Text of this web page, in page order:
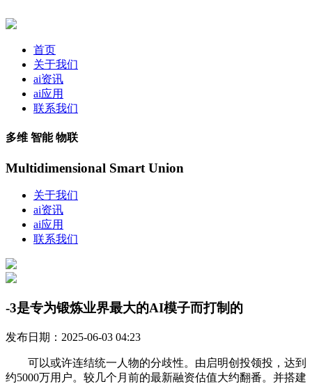
首页
关于我们
ai资讯
ai应用
联系我们
多维 智能 物联
Multidimensional Smart Union
关于我们
ai资讯
ai应用
联系我们
-3是专为锻炼业界最大的AI模子而打制的
发布日期：2025-06-03 04:23
可以或许连结统一人物的分歧性。由启明创投领投，达到
约5000万用户。较几个月前的最新融资估值大约翻番。并搭建